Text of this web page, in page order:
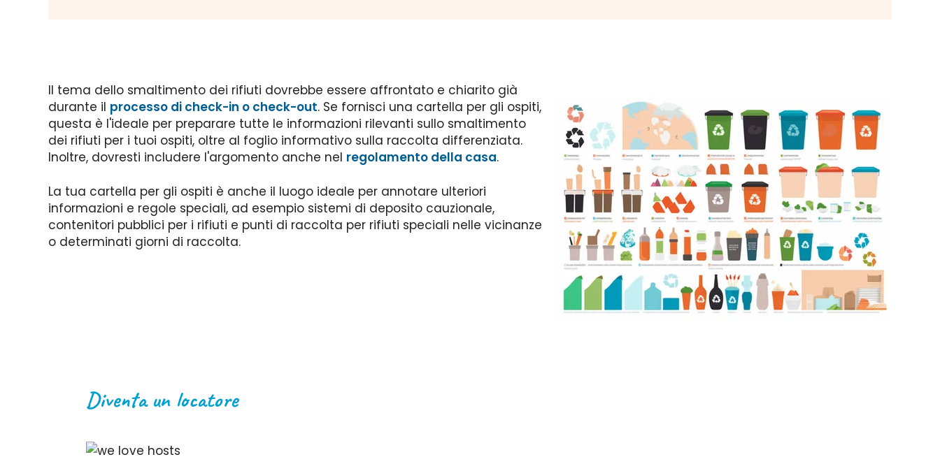
Il tema dello smaltimento dei rifiuti dovrebbe essere affrontato e chiarito già
durante il processo di check-in o check-out. Se fornisci una cartella per gli ospiti,
questa è l'ideale per preparare tutte le informazioni rilevanti sullo smaltimento
dei rifiuti per i tuoi ospiti, oltre al foglio informativo sulla raccolta differenziata.
Inoltre, dovresti includere l'argomento anche nel regolamento della casa.
La tua cartella per gli ospiti è anche il luogo ideale per annotare ulteriori
informazioni e regole speciali, ad esempio sistemi di deposito cauzionale,
contenitori pubblici per i rifiuti e punti di raccolta per rifiuti speciali nelle vicinanze
o determinati giorni di raccolta.
Diventa un locatore